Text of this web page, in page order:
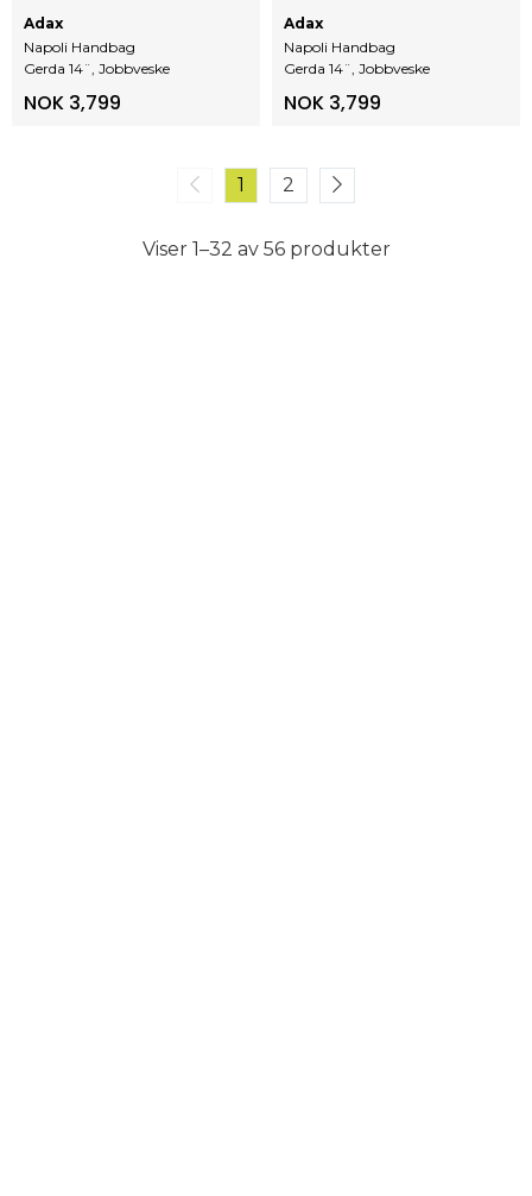
Napoli Handbag
Gerda 14¨, Jobbveske
Adax
NOK 3,799
Napoli Handbag
Gerda 14¨, Jobbveske
Adax
NOK 3,799
Viser 1–32 av 56 produkter
1 2